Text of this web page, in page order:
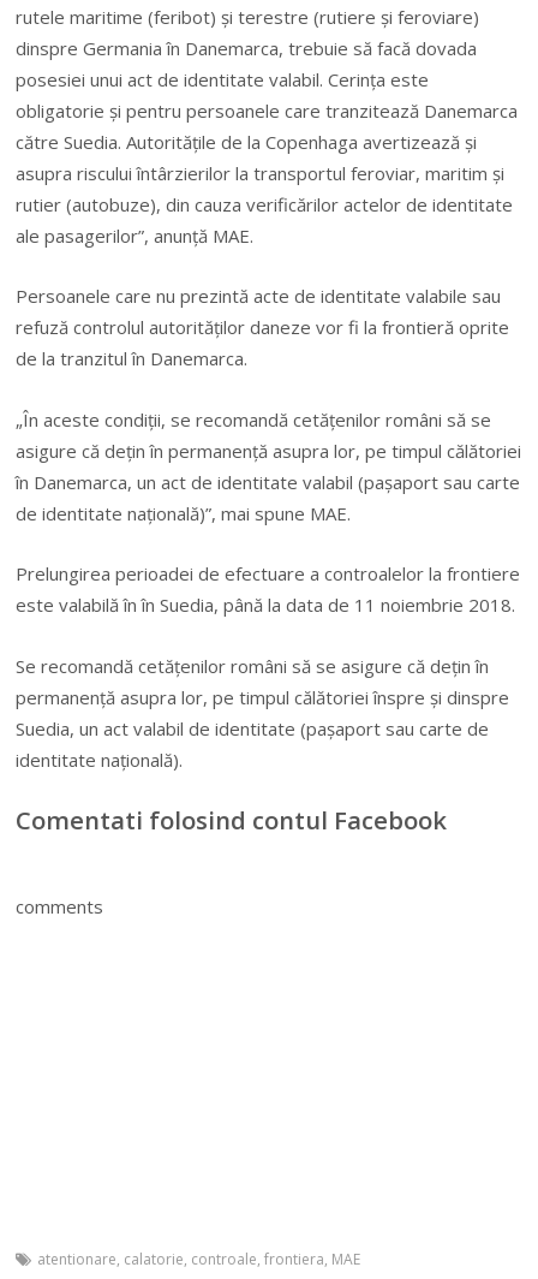
rutele maritime (feribot) şi terestre (rutiere şi feroviare)
dinspre Germania în Danemarca, trebuie să facă dovada
posesiei unui act de identitate valabil. Cerinţa este
obligatorie şi pentru persoanele care tranzitează Danemarca
către Suedia. Autorităţile de la Copenhaga avertizează şi
asupra riscului întârzierilor la transportul feroviar, maritim şi
rutier (autobuze), din cauza verificărilor actelor de identitate
ale pasagerilor”, anunţă MAE.
Persoanele care nu prezintă acte de identitate valabile sau
refuză controlul autorităţilor daneze vor fi la frontieră oprite
de la tranzitul în Danemarca.
„În aceste condiţii, se recomandă cetăţenilor români să se
asigure că deţin în permanenţă asupra lor, pe timpul călătoriei
în Danemarca, un act de identitate valabil (paşaport sau carte
de identitate naţională)”, mai spune MAE.
Prelungirea perioadei de efectuare a controalelor la frontiere
este valabilă în în Suedia, până la data de 11 noiembrie 2018.
Se recomandă cetăţenilor români să se asigure că deţin în
permanenţă asupra lor, pe timpul călătoriei înspre şi dinspre
Suedia, un act valabil de identitate (paşaport sau carte de
identitate naţională).
Comentati folosind contul Facebook
comments
atentionare, calatorie, controale,frontiera, MAE